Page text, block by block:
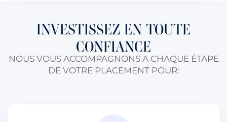
INVESTISSEZ EN TOUTE
CONFIANCE
NOUS VOUS ACCOMPAGNONS A CHAQUE ÉTAPE
DE VOTRE PLACEMENT POUR: